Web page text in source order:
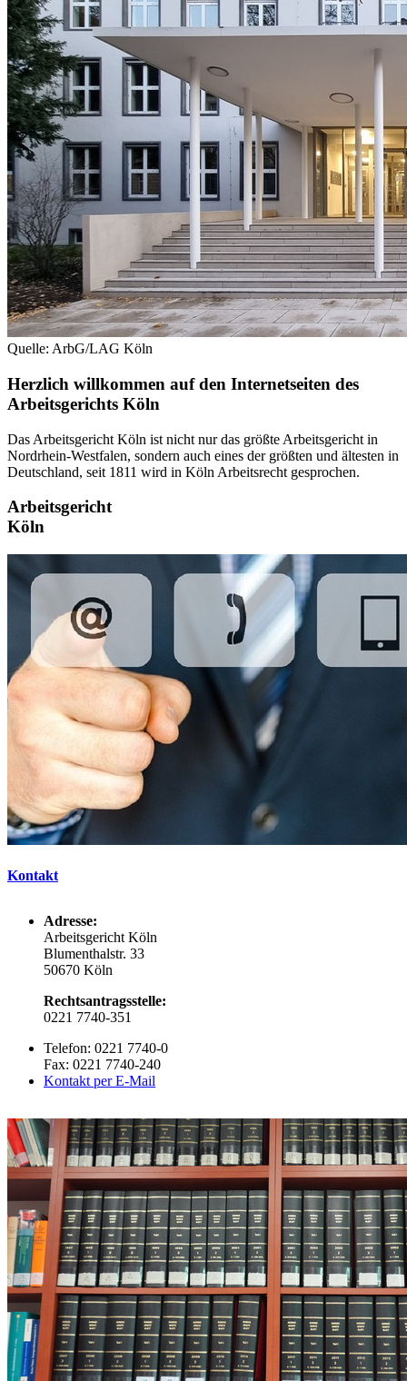
Quelle: ArbG/LAG Köln
Herzlich willkommen auf den Internetseiten des
Arbeitsgerichts Köln
Das Arbeitsgericht Köln ist nicht nur das größte Arbeitsgericht in
Nordrhein-Westfalen, sondern auch eines der größten und ältesten in
Deutschland, seit 1811 wird in Köln Arbeitsrecht gesprochen.
Arbeitsgericht
Köln
Kontakt
Adresse:
Arbeitsgericht Köln
Blumenthalstr. 33
50670 Köln
Rechtsantragsstelle:
0221 7740-351
Telefon: 0221 7740-0
Fax: 0221 7740-240
Kontakt per E-Mail